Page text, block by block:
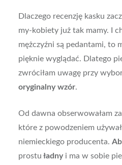
Dlaczego recenzję kasku
my-kobiety już tak mamy. I
mężczyźni są pedantami, to
pięknie wyglądać. Dlatego
zwróciłam uwagę przy
oryginalny wzór.
Od dawna obserwowałam
które z powodzeniem
niemieckiego producenta.
prostu ładnyi ma w sobie